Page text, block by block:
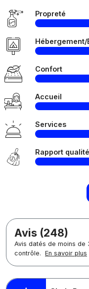
Propreté
Confort
Accueil
Services
Rapport
Avis (248)
Avis datés de moins de
contrôle. En savoir plus